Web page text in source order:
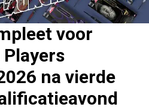
voor
na vierde